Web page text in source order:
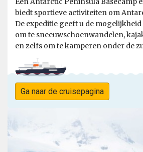
biedt sportieve activiteiten om
De expeditie geeft u de
om te sneeuwschoenwandelen,
en zelfs om te kamperen onder de
Ga naar de cruisepagina